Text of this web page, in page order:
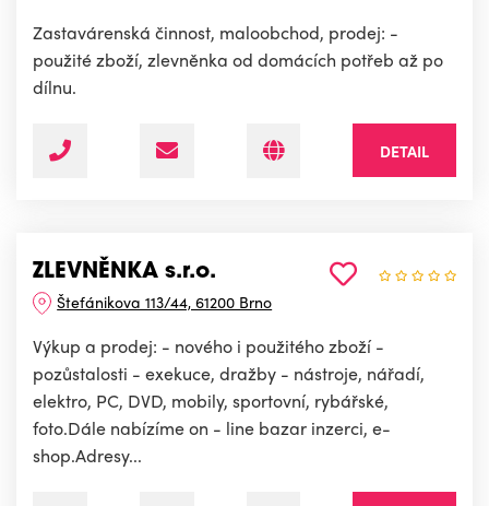
Zastavárenská činnost, maloobchod, prodej: -
použité zboží, zlevněnka od domácích potřeb až po
dílnu.
DETAIL
ZLEVNĚNKA s.r.o.
Štefánikova 113/44, 61200 Brno
Výkup a prodej: - nového i použitého zboží -
pozůstalosti - exekuce, dražby - nástroje, nářadí,
elektro, PC, DVD, mobily, sportovní, rybářské,
foto.Dále nabízíme on - line bazar inzerci, e-
shop.Adresy...